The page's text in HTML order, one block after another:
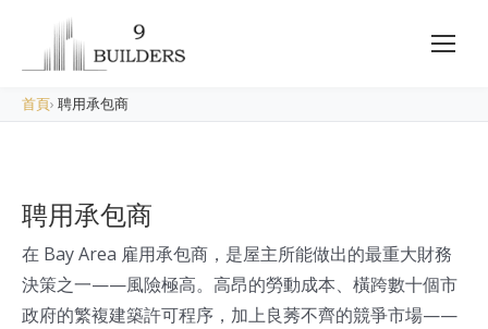
首頁› 聘用承包商
聘用承包商
在 Bay Area 雇用承包商，是屋主所能做出的最重大財務
決策之一——風險極高。高昂的勞動成本、橫跨數十個市
政府的繁複建築許可程序，加上良莠不齊的競爭市場——